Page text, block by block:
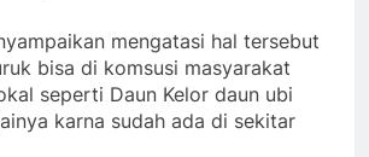
mengatasi hal tersebut
bisa di komsusi masyarakat
seperti Daun Kelor daun ubi
karna sudah ada di sekitar